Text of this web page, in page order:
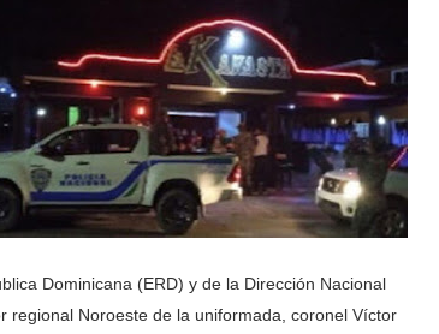
Dominicana (ERD) y de la Dirección Nacional
regional Noroeste de la uniformada, coronel Víctor